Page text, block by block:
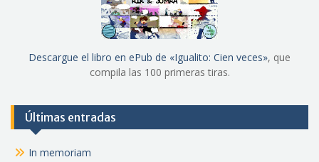
Descargue el libro en ePub de «Igualito: Cien veces», que
compila las 100 primeras tiras.
Últimas entradas
In memoriam